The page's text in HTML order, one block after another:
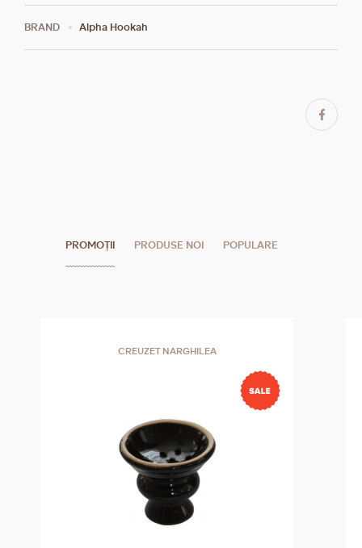
BRAND Alpha Hookah
PROMOȚII PRODUSE NOI POPULARE
CREUZET NARGHILEA